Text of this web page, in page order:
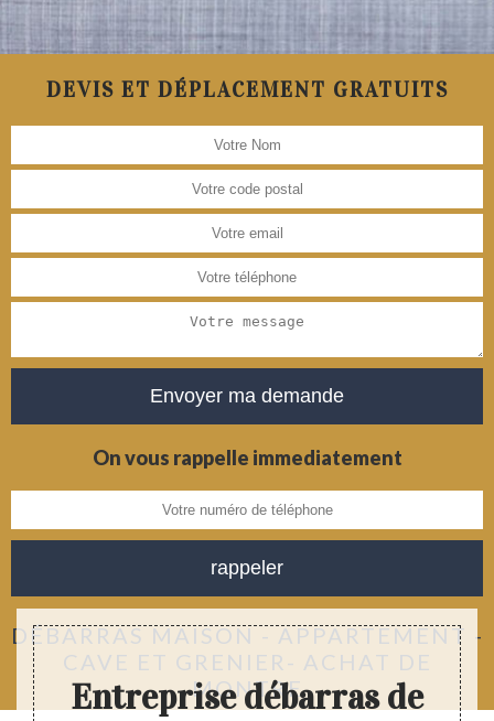
DEVIS ET DÉPLACEMENT GRATUITS
On vous rappelle immediatement
DÉBARRAS MAISON - APPARTEMENT -
CAVE ET GRENIER- ACHAT DE
MONTRE
Entreprise débarras de